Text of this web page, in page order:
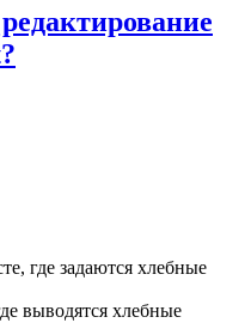
где задаются хлебные
выводятся хлебные